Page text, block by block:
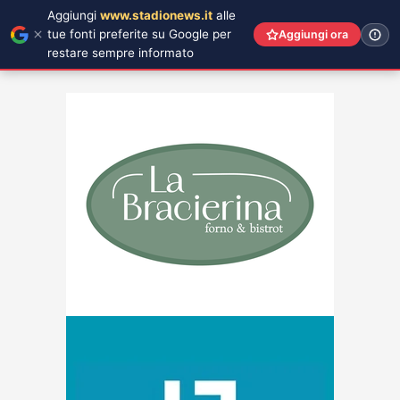
Aggiungi www.stadionews.it alle
tue fonti preferite su Google per
restare sempre informato
Aggiungi ora